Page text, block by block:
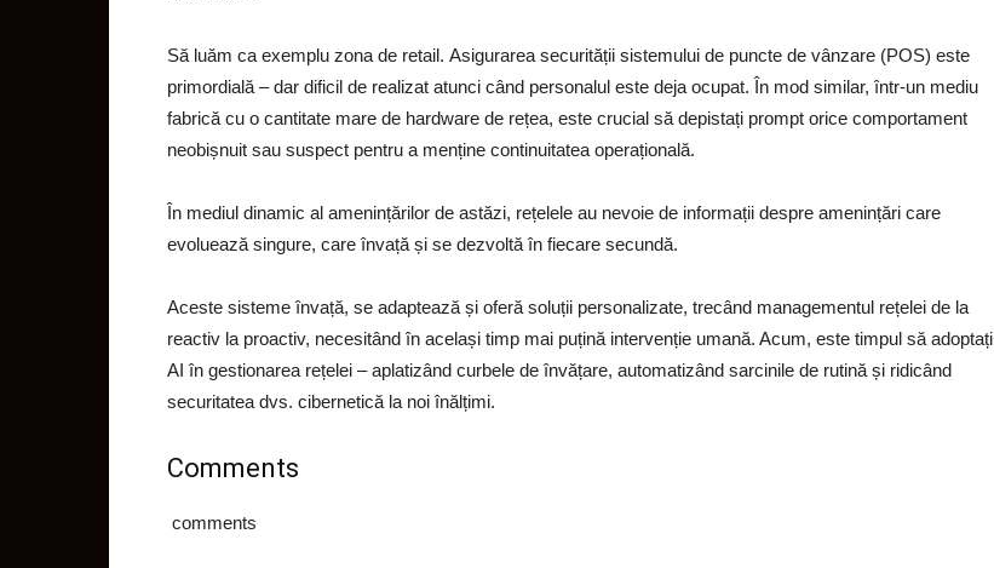
Să luăm ca exemplu zona de retail. Asigurarea securității sistemului de puncte de vânzare (POS) este
primordială – dar dificil de realizat atunci când personalul este deja ocupat. În mod similar, într-un mediu
fabrică cu o cantitate mare de hardware de rețea, este crucial să depistați prompt orice comportament
neobișnuit sau suspect pentru a menține continuitatea operațională.
În mediul dinamic al amenințărilor de astăzi, rețelele au nevoie de informații despre amenințări care
evoluează singure, care învață și se dezvoltă în fiecare secundă.
Aceste sisteme învață, se adaptează și oferă soluții personalizate, trecând managementul rețelei de la
reactiv la proactiv, necesitând în același timp mai puțină intervenție umană. Acum, este timpul să adoptați
AI în gestionarea rețelei – aplatizând curbele de învățare, automatizând sarcinile de rutină și ridicând
securitatea dvs. cibernetică la noi înălțimi.
Comments
comments